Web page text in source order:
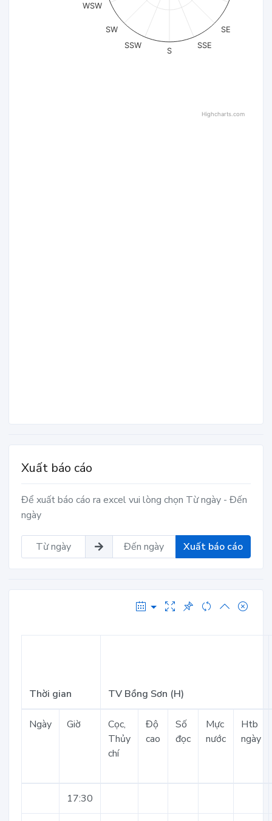
SE
SSE
S
SSW
SW
WSW
Highcharts.com
Xuất báo cáo
Để xuất báo cáo ra excel vui lòng chọn Từ ngày - Đến
ngày
Xuất báo cáo
Thời gian TV Bồng Sơn (H)
Ngày Giờ
Cọc,
Thủy
chí
Độ
cao
Số
đọc
Mực
nước
Htb
ngày
17:30